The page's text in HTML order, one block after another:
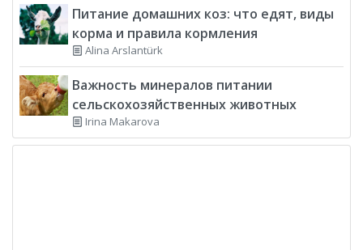
Питание домашних коз: что едят, виды
корма и правила кормления
Alina Arslantürk
Важность минералов питании
сельскохозяйственных животных
Irina Makarova